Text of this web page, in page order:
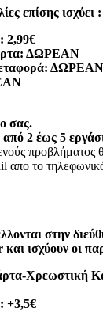
επίσης ισχύει :
2,99€
ΔΩΡΕΑΝ
ΔΩΡΕΑΝ
σας.
2 έως 5
προβλήματος
απο το
στην
ισχύουν οι
Χρεωστική
+3,5€